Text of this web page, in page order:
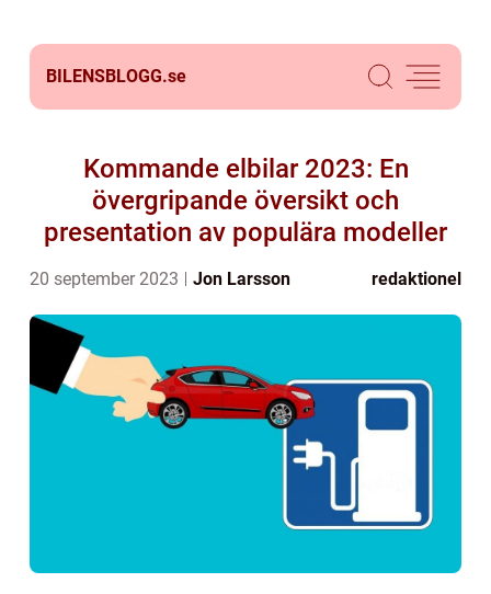
BILENSBLOGG.se
Kommande elbilar 2023: En
övergripande översikt och
presentation av populära modeller
20 september 2023 Jon Larsson redaktionel